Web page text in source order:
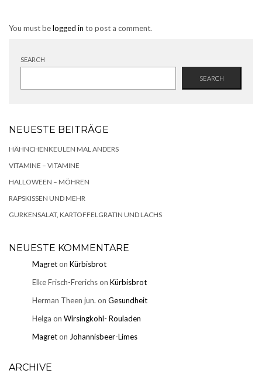
You must belogged in to post a comment.
SEARCH
SEARCH
NEUESTE BEITRÄGE
HÄHNCHENKEULEN MAL ANDERS
VITAMINE – VITAMINE
HALLOWEEN – MÖHREN
RAPSKISSEN UND MEHR
GURKENSALAT, KARTOFFELGRATIN UND LACHS
NEUESTE KOMMENTARE
Magreton Kürbisbrot
Elke Frisch-Frerichson Kürbisbrot
Herman Theen jun. on Gesundheit
Helga on Wirsingkohl- Rouladen
Magreton Johannisbeer-Limes
ARCHIVE